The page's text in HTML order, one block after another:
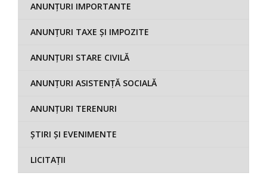
ANUNȚURI IMPORTANTE
ANUNȚURI TAXE ȘI IMPOZITE
ANUNȚURI STARE CIVILĂ
ANUNȚURI ASISTENȚĂ SOCIALĂ
ANUNȚURI TERENURI
ȘTIRI ȘI EVENIMENTE
LICITAȚII